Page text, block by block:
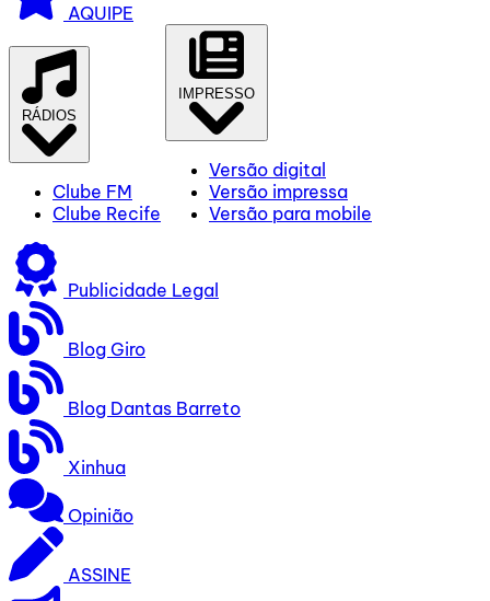
AQUIPE
RÁDIOS
Clube FM
Clube Recife
IMPRESSO
Versão digital
Versão impressa
Versão para mobile
Publicidade Legal
Blog Giro
Blog Dantas Barreto
Xinhua
Opinião
ASSINE